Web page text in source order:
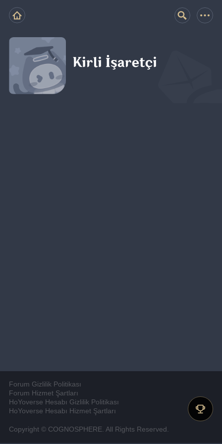
Kirli İşaretçi
Forum Gizlilik Politikası
Forum Hizmet Şartları
HoYoverse Hesabı Gizlilik Politikası
HoYoverse Hesabı Hizmet Şartları
Copyright © COGNOSPHERE. All Rights Reserved.